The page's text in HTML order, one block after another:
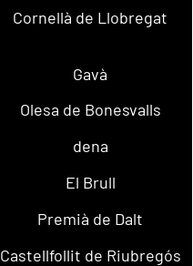
Cornellà de Llobregat
Gavà
Olesa de Bonesvalls
dena
El Brull
Premià de Dalt
Castellfollit de Riubregós